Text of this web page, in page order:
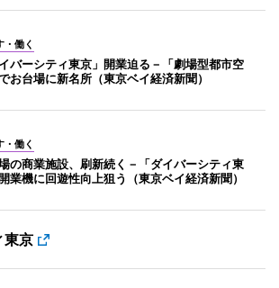
・働く
イバーシティ東京」開業迫る－「劇場型都市空
お台場に新名所（東京ベイ経済新聞）
・働く
の商業施設、刷新続く－「ダイバーシティ東
業機に回遊性向上狙う（東京ベイ経済新聞）
東京